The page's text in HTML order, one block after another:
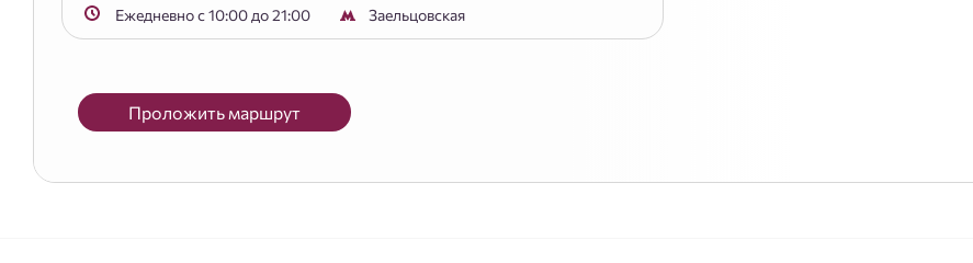
Ежедневно с 10:00 до 21:00 Заельцовская
Проложить маршрут